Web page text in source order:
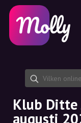
Hudvård
Hårvård
Dela rabattkod
Funktioner
Jobb
Om oss
Samarbete
Plattform
Molly till iPhone
Molly till Android
SE
EN
SE
NO
Klub Ditte
augusti